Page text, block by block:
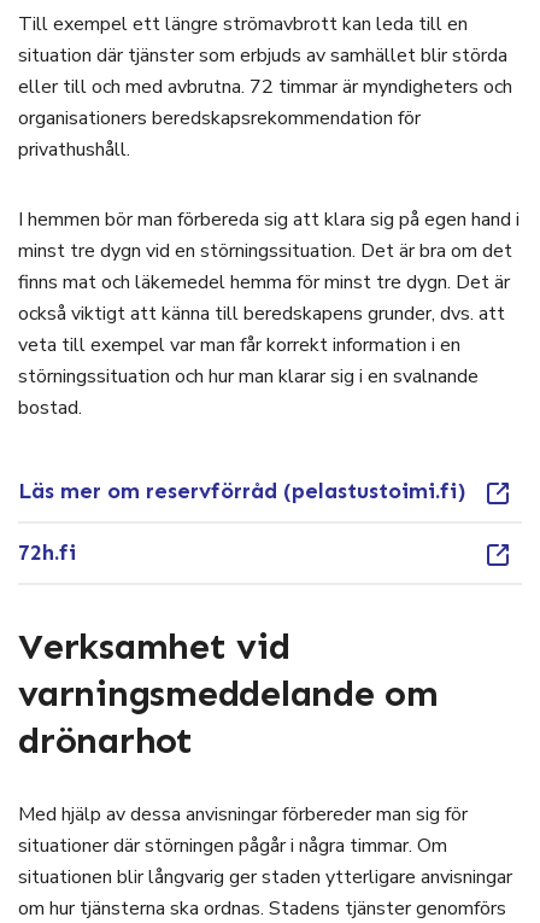
Till exempel ett längre strömavbrott kan leda till en
situation där tjänster som erbjuds av samhället blir störda
eller till och med avbrutna. 72 timmar är myndigheters och
organisationers beredskapsrekommendation för
privathushåll.
I hemmen bör man förbereda sig att klara sig på egen hand i
minst tre dygn vid en störningssituation. Det är bra om det
finns mat och läkemedel hemma för minst tre dygn. Det är
också viktigt att känna till beredskapens grunder, dvs. att
veta till exempel var man får korrekt information i en
störningssituation och hur man klarar sig i en svalnande
bostad.
Läs mer om reservförråd (pelastustoimi.fi)
72h.fi
Verksamhet vid
varningsmeddelande om
drönarhot
Med hjälp av dessa anvisningar förbereder man sig för
situationer där störningen pågår i några timmar. Om
situationen blir långvarig ger staden ytterligare anvisningar
om hur tjänsterna ska ordnas. Stadens tjänster genomförs